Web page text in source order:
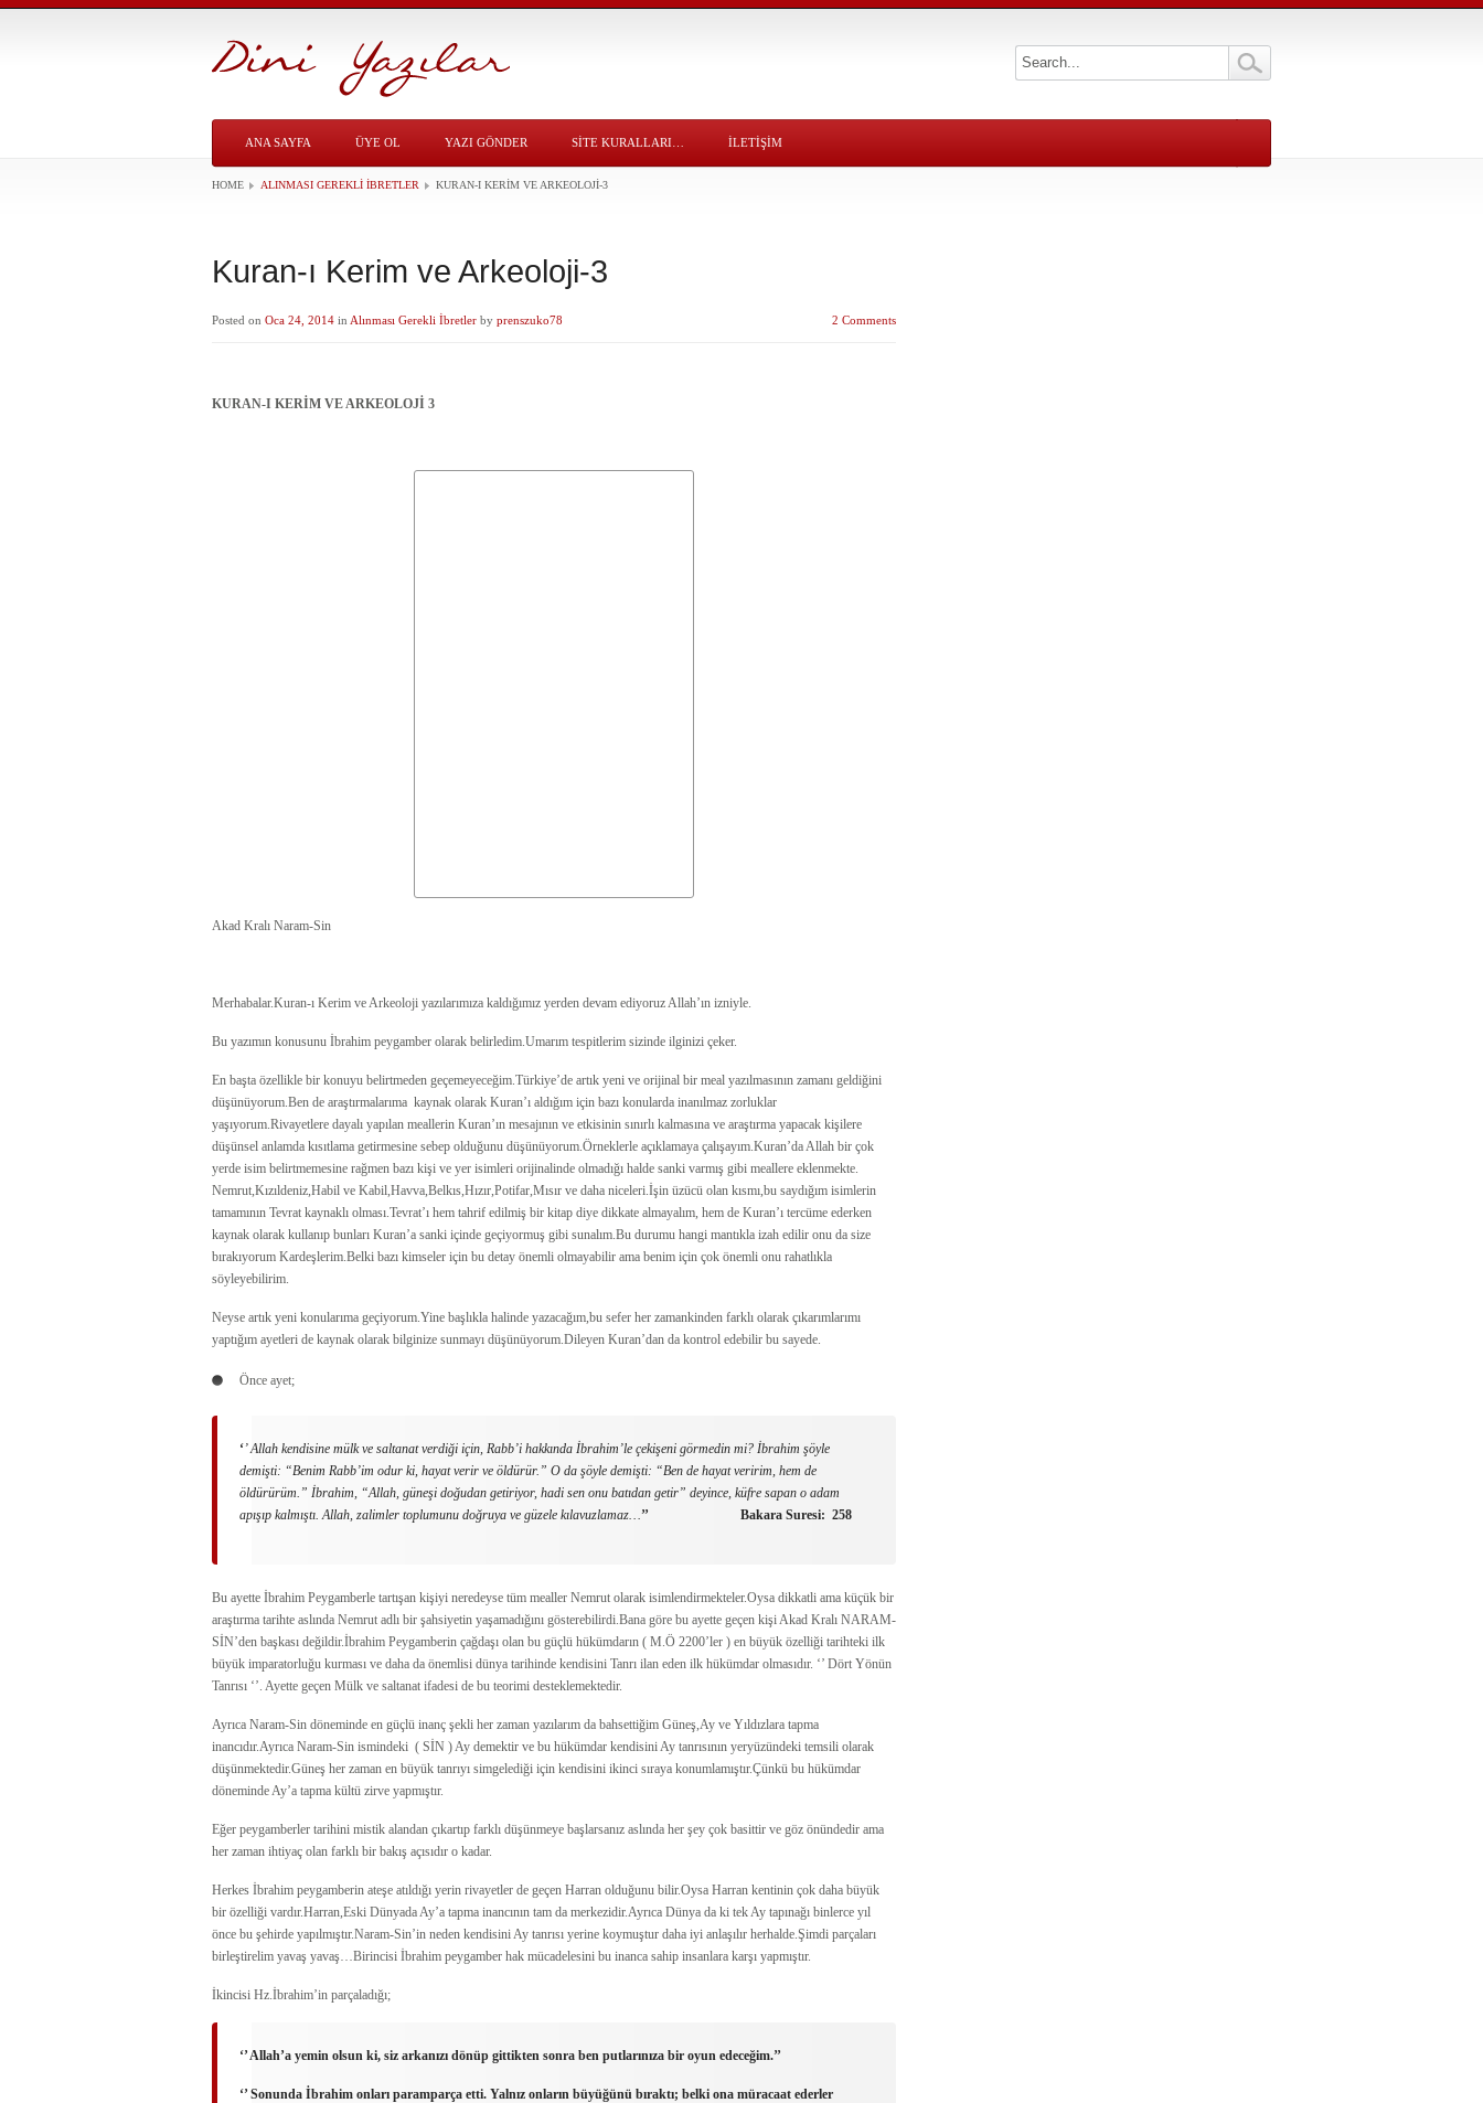
ANA SAYFA ÜYE OL YAZI GÖNDER SITE KURALLARI… İLETİŞİM
HOME ALINMASI GEREKLI İBRETLER KURAN-I KERIM VE ARKEOLOJI-3
Kuran-ı Kerim ve Arkeoloji-3
Posted on Oca 24, 2014 in Alınması Gerekli İbretler by prenszuko78 2 Comments
KURAN-I KERİM VE ARKEOLOJİ 3
Akad Kralı Naram-Sin
Merhabalar.Kuran-ı Kerim ve Arkeoloji yazılarımıza kaldığımız yerden devam ediyoruz Allah’ın izniyle.
Bu yazımın konusunu İbrahim peygamber olarak belirledim.Umarım tespitlerim sizinde ilginizi çeker.
En başta özellikle bir konuyu belirtmeden geçemeyeceğim.Türkiye’de artık yeni ve orijinal bir meal yazılmasının zamanı geldiğini
düşünüyorum.Ben de araştırmalarıma kaynak olarak Kuran’ı aldığım için bazı konularda inanılmaz zorluklar
yaşıyorum.Rivayetlere dayalı yapılan meallerin Kuran’ın mesajının ve etkisinin sınırlı kalmasına ve araştırma yapacak kişilere
düşünsel anlamda kısıtlama getirmesine sebep olduğunu düşünüyorum.Örneklerle açıklamaya çalışayım.Kuran’da Allah bir çok
yerde isim belirtmemesine rağmen bazı kişi ve yer isimleri orijinalinde olmadığı halde sanki varmış gibi meallere eklenmekte.
Nemrut,Kızıldeniz,Habil ve Kabil,Havva,Belkıs,Hızır,Potifar,Mısır ve daha niceleri.İşin üzücü olan kısmı,bu saydığım isimlerin
tamamının Tevrat kaynaklı olması.Tevrat’ı hem tahrif edilmiş bir kitap diye dikkate almayalım, hem de Kuran’ı tercüme ederken
kaynak olarak kullanıp bunları Kuran’a sanki içinde geçiyormuş gibi sunalım.Bu durumu hangi mantıkla izah edilir onu da size
bırakıyorum Kardeşlerim.Belki bazı kimseler için bu detay önemli olmayabilir ama benim için çok önemli onu rahatlıkla
söyleyebilirim.
Neyse artık yeni konularıma geçiyorum.Yine başlıkla halinde yazacağım,bu sefer her zamankinden farklı olarak çıkarımlarımı
yaptığım ayetleri de kaynak olarak bilginize sunmayı düşünüyorum.Dileyen Kuran’dan da kontrol edebilir bu sayede.
Önce ayet;
‘’Allah kendisine mülk ve saltanat verdiği için, Rabb’i hakkında İbrahim’le çekişeni görmedin mi? İbrahim şöyle
demişti: “Benim Rabb’im odur ki, hayat verir ve öldürür.” O da şöyle demişti: “Ben de hayat veririm, hem de
öldürürüm.” İbrahim, “Allah, güneşi doğudan getiriyor, hadi sen onu batıdan getir” deyince, küfre sapan o adam
apışıp kalmıştı. Allah, zalimler toplumunu doğruya ve güzele kılavuzlamaz…’’ Bakara Suresi: 258
Bu ayette İbrahim Peygamberle tartışan kişiyi neredeyse tüm mealler Nemrut olarak isimlendirmekteler.Oysa dikkatli ama küçük bir
araştırma tarihte aslında Nemrut adlı bir şahsiyetin yaşamadığını gösterebilirdi.Bana göre bu ayette geçen kişi Akad Kralı NARAM-
SİN’den başkası değildir.İbrahim Peygamberin çağdaşı olan bu güçlü hükümdarın ( M.Ö 2200’ler ) en büyük özelliği tarihteki ilk
büyük imparatorluğu kurması ve daha da önemlisi dünya tarihinde kendisini Tanrı ilan eden ilk hükümdar olmasıdır. ‘’ Dört Yönün
Tanrısı ‘’. Ayette geçen Mülk ve saltanat ifadesi de bu teorimi desteklemektedir.
Ayrıca Naram-Sin döneminde en güçlü inanç şekli her zaman yazılarım da bahsettiğim Güneş,Ay ve Yıldızlara tapma
inancıdır.Ayrıca Naram-Sin ismindeki ( SİN ) Ay demektir ve bu hükümdar kendisini Ay tanrısının yeryüzündeki temsili olarak
düşünmektedir.Güneş her zaman en büyük tanrıyı simgelediği için kendisini ikinci sıraya konumlamıştır.Çünkü bu hükümdar
döneminde Ay’a tapma kültü zirve yapmıştır.
Eğer peygamberler tarihini mistik alandan çıkartıp farklı düşünmeye başlarsanız aslında her şey çok basittir ve göz önündedir ama
her zaman ihtiyaç olan farklı bir bakış açısıdır o kadar.
Herkes İbrahim peygamberin ateşe atıldığı yerin rivayetler de geçen Harran olduğunu bilir.Oysa Harran kentinin çok daha büyük
bir özelliği vardır.Harran,Eski Dünyada Ay’a tapma inancının tam da merkezidir.Ayrıca Dünya da ki tek Ay tapınağı binlerce yıl
önce bu şehirde yapılmıştır.Naram-Sin’in neden kendisini Ay tanrısı yerine koymuştur daha iyi anlaşılır herhalde.Şimdi parçaları
birleştirelim yavaş yavaş…Birincisi İbrahim peygamber hak mücadelesini bu inanca sahip insanlara karşı yapmıştır.
İkincisi Hz.İbrahim’in parçaladığı;
‘’ Allah’a yemin olsun ki, siz arkanızı dönüp gittikten sonra ben putlarınıza bir oyun edeceğim.’’
‘’ Sonunda İbrahim onları paramparça etti. Yalnız onların büyüğünü bıraktı; belki ona müracaat ederler